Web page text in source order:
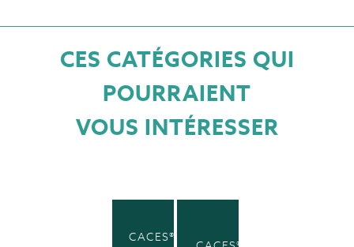
CES CATÉGORIES QUI
POURRAIENT
VOUS INTÉRESSER
CACES®R482